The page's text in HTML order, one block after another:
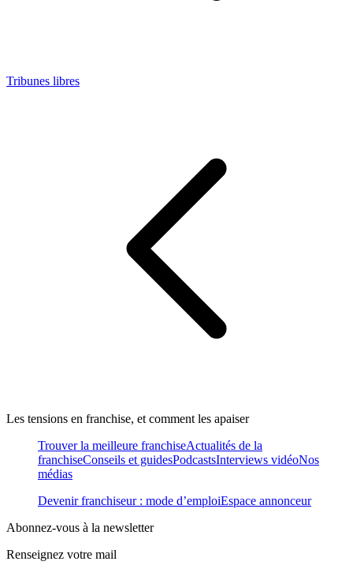
Tribunes libres
Les tensions en franchise, et comment les apaiser
Trouver la meilleure franchiseActualités de la
franchiseConseils et guidesPodcastsInterviews vidéoNos
médias
Devenir franchiseur : mode d’emploiEspace annonceur
Abonnez-vous à la newsletter
Renseignez votre mail